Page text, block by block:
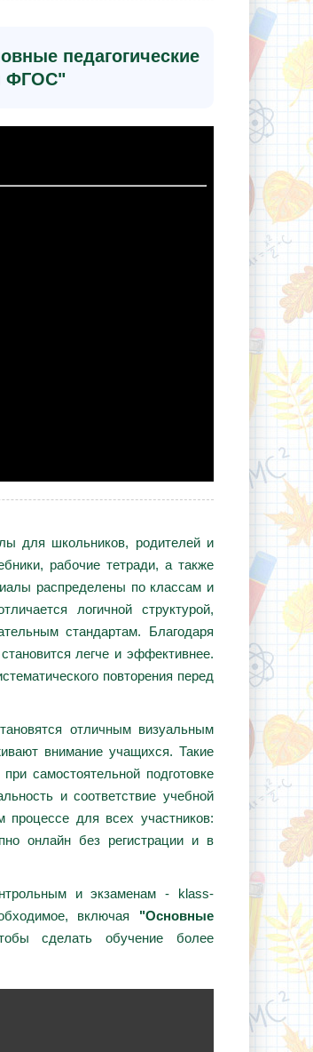
педагогические
ФГОС"
для школьников, родителей и
рабочие тетради, а также
распределены по классам и
логичной структурой,
стандартам. Благодаря
легче и эффективнее.
повторения перед
отличным визуальным
внимание учащихся. Такие
самостоятельной подготовке
и соответствие учебной
для всех участников:
онлайн без регистрации и в
и экзаменам - klass-
включая "Основные
сделать обучение более